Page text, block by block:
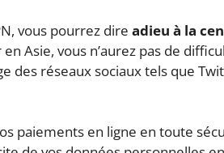
vous pourrez dire adieu à la
Asie, vous n’aurez pas de
des réseaux sociaux tels que
paiements en ligne en toute